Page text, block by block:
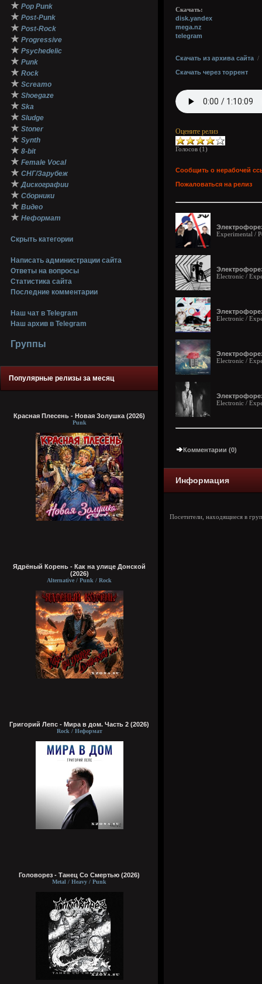
★ Pop Punk
★ Post-Punk
★ Post-Rock
★ Progressive
★ Psychedelic
★ Punk
★ Rock
★ Screamo
★ Shoegaze
★ Ska
★ Sludge
★ Stoner
★ Synth
★ 8-bit
★ Female Vocal
★ СНГ/Зарубеж
★ Дискографии
★ Сборники
★ Видео
★ Неформат
Скрыть категории
Написать администрации сайта
Ответы на вопросы
Статистика сайта
Последние комментарии
Наш чат в Telegram
Наш архив в Telegram
Группы
Популярные релизы за месяц
Красная Плесень - Новая Золушка (2026)
Punk
Ядрёный Корень - Как на улице Донской
(2026)
Alternative / Punk / Rock
Григорий Лепс - Мира в дом. Часть 2 (2026)
Rock / Неформат
Головорез - Tанец Со Смертью (2026)
Metal / Heavy / Punk
Скачать:
disk.yandex
mega.nz
telegram
Скачать из архива сайта /
Скачать через торрент
Оцените релиз
Голосов (1)
Сообщить о нерабочей
Пожаловаться на релиз
Experimental /
Electronic /
Electronic /
Electronic /
Electronic /
Комментарии (0)
Информация
Посетители, находящиеся в